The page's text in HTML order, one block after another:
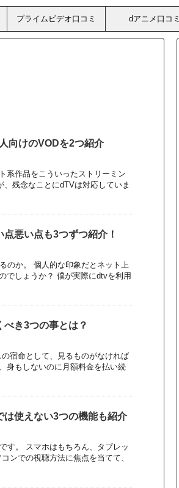
プライムビデオ口コミ dアニメ口コミ
向けのVODを2つ紹介
系作品をこういったストリーミン
残念なことにdTVは対応していま
悪い点も3つずつ紹介！
のか。 個人的な印象だとネット上
でしょうか？ 僕が実際にdtvを利用
き3つの事とは？
宿命として、見るものがなければ
身もしないのに月額料金を払い続
使えない3つの機能も紹介
す。 スマホはもちろん、タブレッ
ンでの視聴方法に焦点を当てて、